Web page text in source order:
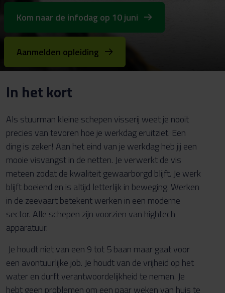
Kom naar de infodag op 10 juni
Aanmelden opleiding
In het kort
Als stuurman kleine schepen visserij weet je nooit
precies van tevoren hoe je werkdag eruitziet. Een
ding is zeker! Aan het eind van je werkdag heb jij een
mooie visvangst in de netten. Je verwerkt de vis
meteen zodat de kwaliteit gewaarborgd blijft. Je werk
blijft boeiend en is altijd letterlijk in beweging. Werken
in de zeevaart betekent werken in een moderne
sector. Alle schepen zijn voorzien van hightech
apparatuur.
Je houdt niet van een 9 tot 5 baan maar gaat voor
een avontuurlijke job. Je houdt van de vrijheid op het
water en durft verantwoordelijkheid te nemen. Je
hebt geen problemen om een paar weken van huis te